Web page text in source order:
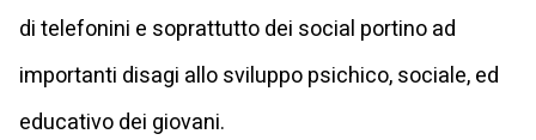
di telefonini e soprattutto dei social portino ad
importanti disagi allo sviluppo psichico, sociale, ed
educativo dei giovani.